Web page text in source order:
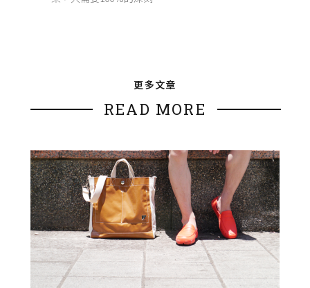
更多文章
READ MORE